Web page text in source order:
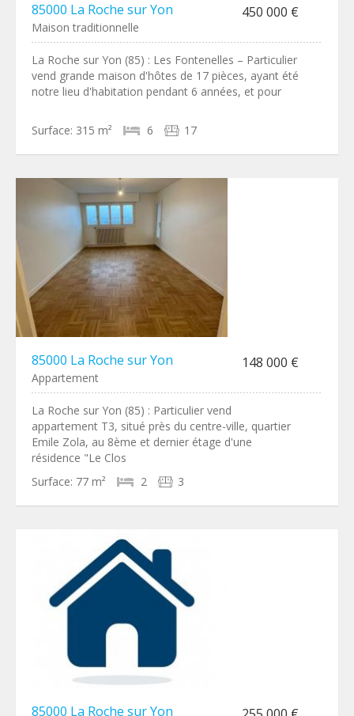
85000 La Roche sur Yon 450 000 €
Maison traditionnelle
La Roche sur Yon (85) : Les Fontenelles – Particulier
vend grande maison d'hôtes de 17 pièces, ayant été
notre lieu d'habitation pendant 6 années, et pour
Surface: 315 m² 6 17
85000 La Roche sur Yon 148 000 €
Appartement
La Roche sur Yon (85) : Particulier vend
appartement T3, situé près du centre-ville, quartier
Emile Zola, au 8ème et dernier étage d'une
résidence "Le Clos
Surface: 77 m² 2 3
85000 La Roche sur Yon